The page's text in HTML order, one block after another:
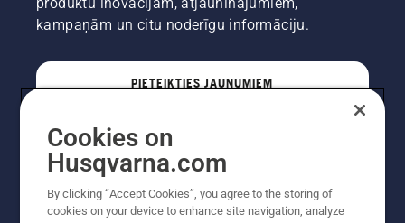
kampaņām un citu noderīgu informāciju.
PIETEIKTIES JAUNUMIEM
Cookies on
Husqvarna.com
By clicking “Accept Cookies”, you agree to the storing of
cookies on your device to enhance site navigation, analyze